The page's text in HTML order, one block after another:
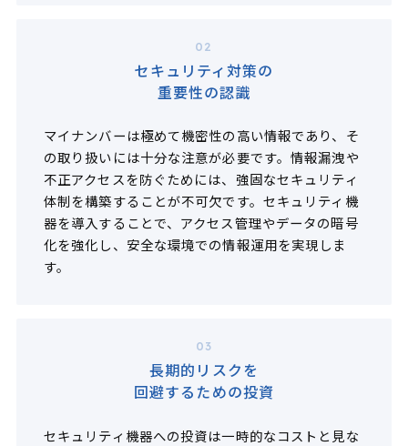
02
セキュリティ対策の
重要性の認識
マイナンバーは極めて機密性の高い情報であり、そ
の取り扱いには十分な注意が必要です。情報漏洩や
不正アクセスを防ぐためには、強固なセキュリティ
体制を構築することが不可欠です。セキュリティ機
器を導入することで、アクセス管理やデータの暗号
化を強化し、安全な環境での情報運用を実現しま
す。
03
長期的リスクを
回避するための投資
セキュリティ機器への投資は一時的なコストと見な